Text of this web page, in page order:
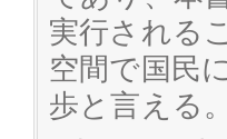
実行される
空間で国民
歩と言える。